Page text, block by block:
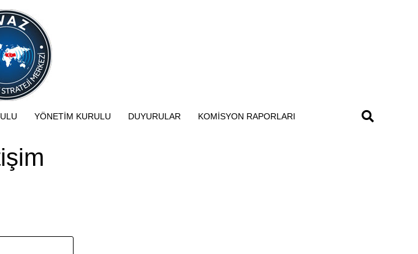
YÖNETIM KURULU DUYURULAR KOMISYON RAPORLARI